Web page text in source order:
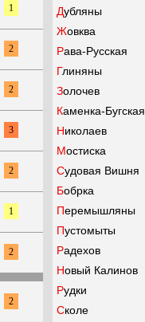
1
2
2
3
2
1
2
2
Дубляны
Жовква
Рава-Русская
Глиняны
Золочев
Каменка-Бугская
Николаев
Мостиска
Судовая Вишня
Бобрка
Перемышляны
Пустомыты
Радехов
Новый Калинов
Рудки
Сколе